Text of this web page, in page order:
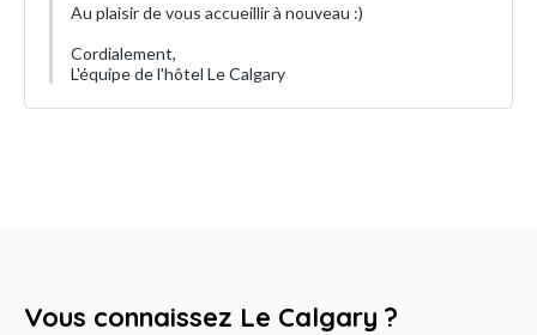
Au plaisir de vous accueillir à nouveau :)
Cordialement,
L'équipe de l'hôtel Le Calgary
Vous connaissez Le Calgary ?